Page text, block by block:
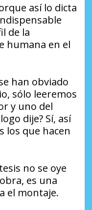
así lo dicta
de la
humana en el
han obviado
sólo leeremos
y uno del
dije? Sí, así
los que hacen
no se oye
es una
el montaje.